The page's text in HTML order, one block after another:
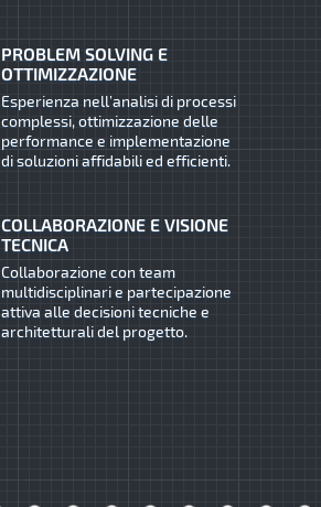
PROBLEM SOLVING E
OTTIMIZZAZIONE
Esperienza nell’analisi di processi
complessi, ottimizzazione delle
performance e implementazione
di soluzioni affidabili ed efficienti.
COLLABORAZIONE E VISIONE
TECNICA
Collaborazione con team
multidisciplinari e partecipazione
attiva alle decisioni tecniche e
architetturali del progetto.